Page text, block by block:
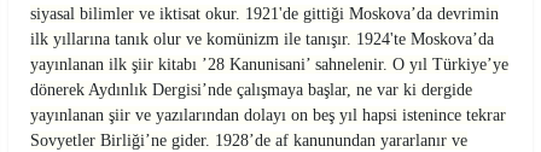
siyasal bilimler ve iktisat okur. 1921'de gittiği Moskova’da devrimin
ilk yıllarına tanık olur ve komünizm ile tanışır. 1924'te Moskova’da
yayınlanan ilk şiir kitabı ’28 Kanunisani’ sahnelenir. O yıl Türkiye’ye
dönerek Aydınlık Dergisi’nde çalışmaya başlar, ne var ki dergide
yayınlanan şiir ve yazılarından dolayı on beş yıl hapsi istenince tekrar
Sovyetler Birliği’ne gider. 1928’de af kanunundan yararlanır ve